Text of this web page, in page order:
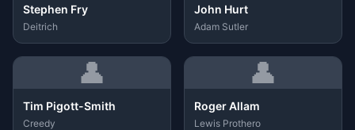
Stephen Fry
Deitrich
John Hurt
Adam Sutler
👤
Tim Pigott-Smith
Creedy
👤
Roger Allam
Lewis Prothero